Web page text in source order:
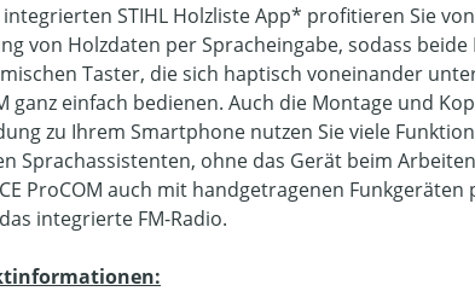
STIHL Holzliste App* profitieren Sie
von Holzdaten per Spracheingabe, sodass
Taster, die sich haptisch voneinander
ganz einfach bedienen. Auch die Montage und
zu Ihrem Smartphone nutzen Sie viele
Sprachassistenten, ohne das Gerät beim
ProCOM auch mit handgetragenen
integrierte FM-Radio.